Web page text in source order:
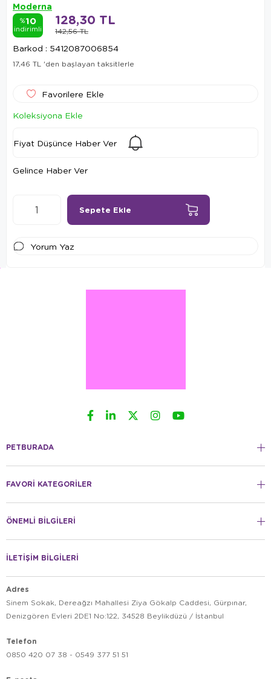
Moderna
%10
indirimli 142,56 TL
128,30 TL
Barkod : 5412087006854
17,46 TL 'den başlayan taksitlerle
Favorilere Ekle
Koleksiyona Ekle
Fiyat Düşünce Haber Ver
Gelince Haber Ver
Yorum Yaz
PETBURADA
FAVORİ KATEGORİLER
ÖNEMLİ BİLGİLERİ
İLETİŞİM BİLGİLERİ
Adres
Sinem Sokak, Dereağzı Mahallesi Ziya Gökalp Caddesi, Gürpınar,
Denizgören Evleri 2DE1 No:122, 34528 Beylikdüzü / İstanbul
Telefon
0850 420 07 38 - 0549 377 51 51